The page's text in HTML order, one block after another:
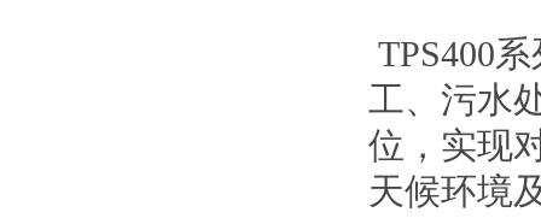
TPS400
工、污水
位，实现
天候环境